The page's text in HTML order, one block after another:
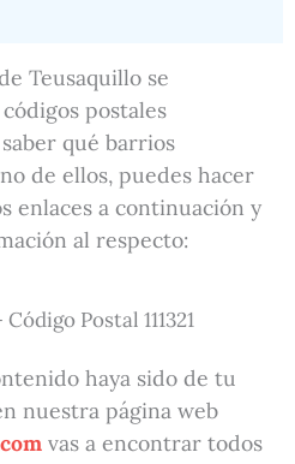
Teusaquillo se
postales
qué barrios
de ellos, puedes hacer
enlaces a continuación y
al respecto:
Código Postal 111321
haya sido de tu
nuestra página web
vas a encontrar todos